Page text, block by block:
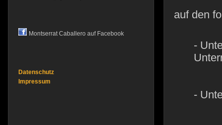
auf den
-
-
Montserrat Caballero auf Facebook
Datenschutz
Impressum